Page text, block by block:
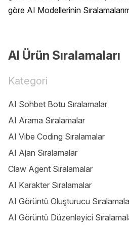
göre AI Modellerinin
AI Ürün Sıralamaları
Kategori
AI Sohbet Botu Sıralamalar
AI Arama Sıralamalar
AI Vibe Coding Sıralamalar
AI Ajan Sıralamalar
Claw Agent Sıralamalar
AI Karakter Sıralamalar
AI Görüntü Oluşturucu
AI Görüntü Düzenleyici